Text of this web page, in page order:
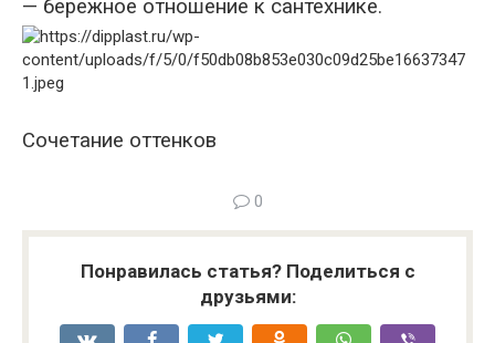
— бережное отношение к сантехнике.
Сочетание оттенков
0
Понравилась статья? Поделиться с
друзьями: